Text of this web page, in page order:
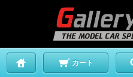
カート